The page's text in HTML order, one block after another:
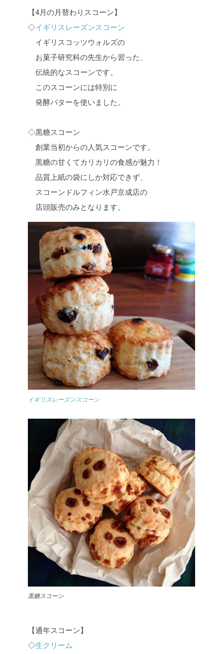
【4月の月替わりスコーン】
◇イギリスレーズンスコーン
イギリスコッツウォルズの
お菓子研究科の先生から習った、
伝統的なスコーンです。
このスコーンには特別に
発酵バターを使いました。
◇黒糖スコーン
創業当初からの人気スコーンです。
黒糖の甘くてカリカリの食感が魅力！
品質上紙の袋にしか対応できず、
スコーンドルフィン水戸京成店の
店頭販売のみとなります。
イギリスレーズンスコーン
黒糖スコーン
【通年スコーン】
◇生クリーム